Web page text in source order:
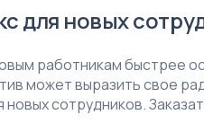
для новых
работникам быстрее
может выразить свое
сотрудников.